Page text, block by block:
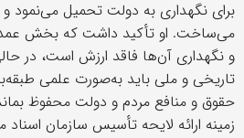
برای نگهداری به دولت تحمیل می‌نمود
می‌ساخت. او تأکید داشت که بخش
و نگهداری آن‌ها فاقد ارزش است، در
تاریخی و ملی باید به‌صورت علمی
حقوق و منافع مردم و دولت محفوظ
زمینه ارائه لایحه تأسیس سازمان اسناد